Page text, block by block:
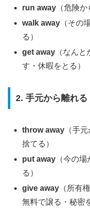
run away （危険
walk away （その
る）
get away （なん
す・休暇をとる）
2. 手元から離れる
throw away （手
捨てる）
put away （今の
る）
give away （所有
無料で譲る・秘密